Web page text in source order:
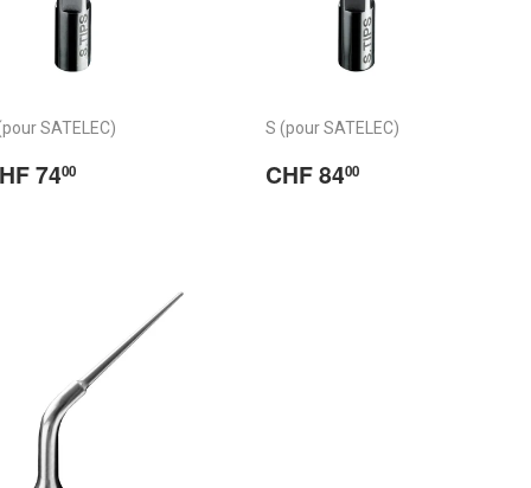
SATELEC)
7400
S (pour SATELEC)
Prix
régulier
CHF 8400